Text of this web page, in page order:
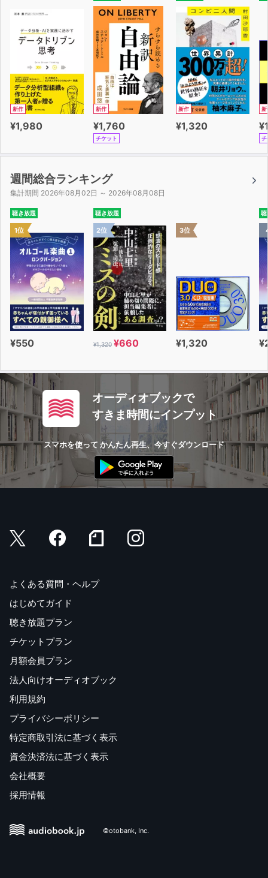
新作
¥1,980
新作
¥1,760
チケット
新作
¥1,320
新
チ
週間総合ランキング
集計期間 2026年08月02日 ～ 2026年08月08日
聴き放題
1位
¥550
聴き放題
2位
¥1,320 ¥660
3位
¥1,320
聴
オーディオブックで
すきま時間にインプット
スマホを使って かんたん再生、今すぐダウンロード
よくある質問・ヘルプ
はじめてガイド
聴き放題プラン
チケットプラン
月額会員プラン
法人向けオーディオブック
利用規約
プライバシーポリシー
特定商取引法に基づく表示
資金決済法に基づく表示
会社概要
採用情報
©otobank, Inc.